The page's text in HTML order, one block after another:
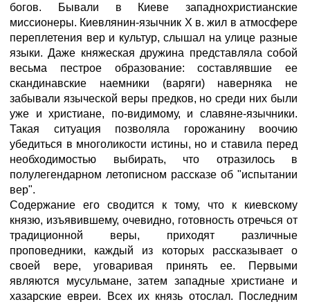
богов. Бывали в Киеве западнохристианские
миссионеры. Киевлянин-язычник X в. жил в атмосфере
переплетения вер и культур, слышал на улице разные
языки. Даже княжеская дружина представляла собой
весьма пестрое образование: составлявшие ее
скандинавские наемники (варяги) наверняка не
забывали языческой веры предков, но среди них были
уже и христиане, по-видимому, и славяне-язычники.
Такая ситуация позволяла горожанину воочию
убедиться в многоликости истины, но и ставила перед
необходимостью выбирать, что отразилось в
полулегендарном летописном рассказе об "испытании
вер".
Содержание его сводится к тому, что к киевскому
князю, изъявившему, очевидно, готовность отречься от
традиционной веры, приходят различные
проповедники, каждый из которых рассказывает о
своей вере, уговаривая принять ее. Первыми
являются мусульмане, затем западные христиане и
хазарские евреи. Всех их князь отослал. Последним